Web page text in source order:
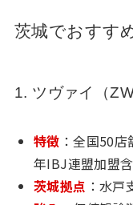
茨城でおすす
1. ツヴァイ（
特徴 ：全国50
年IBJ連盟加盟含
茨城拠点 ：水戸